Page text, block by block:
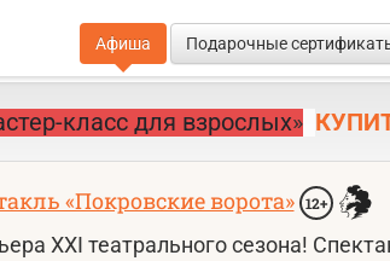
Афиша Подарочные
класс для взрослых»
«Покровские ворота» 12+
XXI театрального сезона!